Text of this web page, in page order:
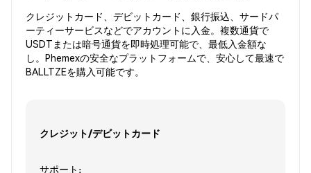
クレジットカード、デビットカード、銀行振込、サードパ
ーティーサービスなどでアカウントに入金。複数通貨で
USDTまたは暗号通貨を即時処理可能で、最低入金額な
し。Phemexの安全なプラットフォームで、安心して最速で
BALLTZEを購入可能です。
クレジット/デビットカード
サポート: